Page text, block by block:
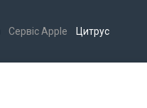
Сервіс Apple Цитрус